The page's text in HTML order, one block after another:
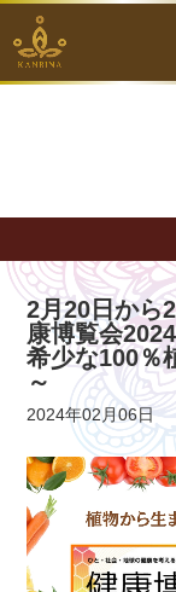
2月20日から
康博覧会
希少な100％
～
2024年02月06日